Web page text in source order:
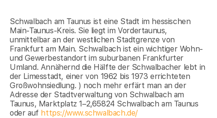
Schwalbach am Taunus ist eine Stadt im hessischen
Main-Taunus-Kreis. Sie liegt im Vordertaunus,
unmittelbar an der westlichen Stadtgrenze von
Frankfurt am Main. Schwalbach ist ein wichtiger Wohn-
und Gewerbestandort im suburbanen Frankfurter
Umland. Annähernd die Hälfte der Schwalbacher lebt in
der Limesstadt, einer von 1962 bis 1973 errichteten
Großwohnsiedlung. ) noch mehr erfärt man an der
Adresse der Stadtverwaltung von Schwalbach am
Taunus, Marktplatz 1–2,65824 Schwalbach am Taunus
oder auf https://www.schwalbach.de/